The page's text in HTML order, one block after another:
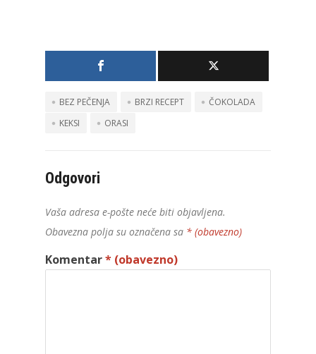
BEZ PEČENJA BRZI RECEPT
ČOKOLADA
KEKSI
ORASI
Odgovori
Vaša adresa e-pošte neće biti objavljena.
Obavezna polja su označena sa * (obavezno)
Komentar* (obavezno)